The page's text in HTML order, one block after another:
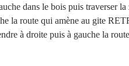
dans le bois puis traverser
la route qui amène au gite
à droite puis à gauche la